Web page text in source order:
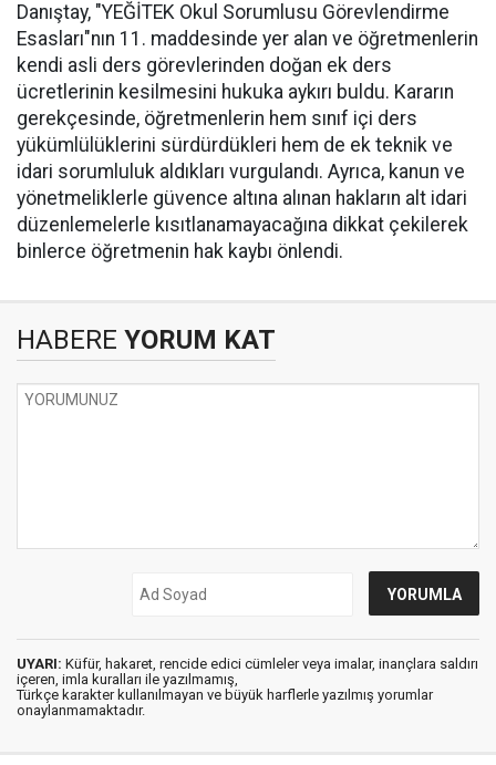
Danıştay, "YEĞİTEK Okul Sorumlusu Görevlendirme
Esasları"nın 11. maddesinde yer alan ve öğretmenlerin
kendi asli ders görevlerinden doğan ek ders
ücretlerinin kesilmesini hukuka aykırı buldu. Kararın
gerekçesinde, öğretmenlerin hem sınıf içi ders
yükümlülüklerini sürdürdükleri hem de ek teknik ve
idari sorumluluk aldıkları vurgulandı. Ayrıca, kanun ve
yönetmeliklerle güvence altına alınan hakların alt idari
düzenlemelerle kısıtlanamayacağına dikkat çekilerek
binlerce öğretmenin hak kaybı önlendi.
HABERE YORUM KAT
UYARI: Küfür, hakaret, rencide edici cümleler veya imalar, inançlara saldırı
içeren, imla kuralları ile yazılmamış,
Türkçe karakter kullanılmayan ve büyük harflerle yazılmış yorumlar
onaylanmamaktadır.